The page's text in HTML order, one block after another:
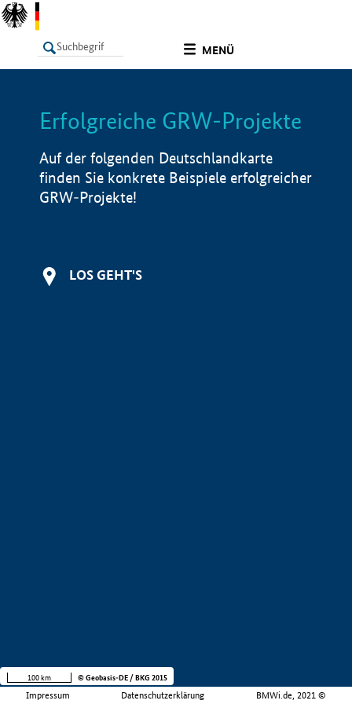
MENÜ
LISTE Info
Erfolgreiche GRW-Projekte
Auf der folgenden Deutschlandkarte
finden Sie konkrete Beispiele erfolgreicher
GRW-Projekte!
LOS GEHT'S
Impressum Datenschutzerklärung BMWi.de, 2021 ©
100 km © Geobasis-DE / BKG 2015